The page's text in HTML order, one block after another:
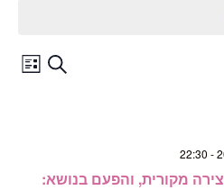
Views
Search
List
-
22:30
ליצירה מקורית, והפעם בנושא: